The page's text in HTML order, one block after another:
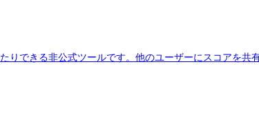
できる非公式ツールです。他のユーザーにスコアを共